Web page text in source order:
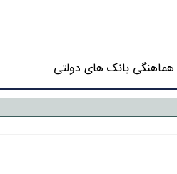
بانک های دولتی